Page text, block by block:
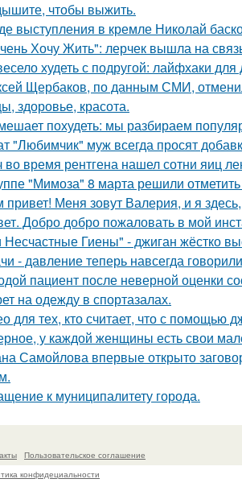
чтобы выжить.
выступления в кремле Николай
Хочу Жить": лерчек вышла на
худеть с подругой: лайфхаки для
Щербаков, по данным СМИ,
здоровье, красота.
похудеть: мы разбираем
"Любимчик" муж всегда просят
во время рентгена нашел сотни яиц
"Мимоза" 8 марта решили
привет! Меня зовут Валерия, и я
Добро добро пожаловать в мой
Гиены" - джиган жёстко
- давление теперь навсегда
пациент после неверной оценки
на одежду в спортазалах.
для тех, кто считает, что с помощью
у каждой женщины есть свои
Самойлова впервые открыто
к муниципалитету города.
Пользовательское соглашение
конфидециальности